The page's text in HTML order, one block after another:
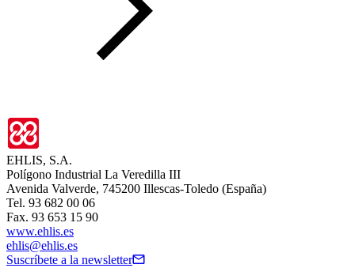
EHLIS, S.A.
Polígono Industrial La Veredilla III
Avenida Valverde, 745200 Illescas-Toledo (España)
Tel. 93 682 00 06
Fax. 93 653 15 90
www.ehlis.es
ehlis@ehlis.es
Suscríbete a la newsletter